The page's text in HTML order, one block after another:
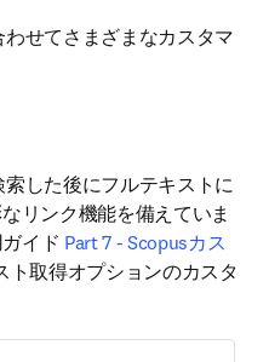
せてさまざまなカスタマ
した後にフルテキストに
リンク機能を備えていま
イド Part 7 - Scopusカス
ト取得オプションのカスタ